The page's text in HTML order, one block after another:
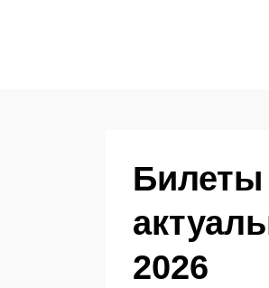
Билеты
2026